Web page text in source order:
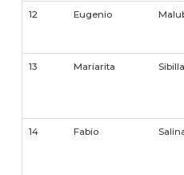
12 Eugenio
13 Mariarita Sibilla
14 Fabio